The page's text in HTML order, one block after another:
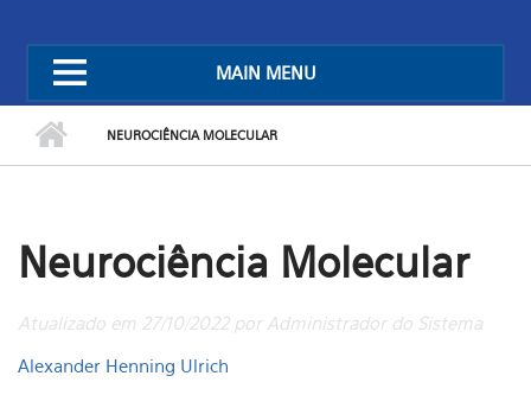
MAIN MENU
NEUROCIÊNCIA MOLECULAR
Neurociência Molecular
Atualizado em 27/10/2022 por Administrador do Sistema
Alexander Henning Ulrich